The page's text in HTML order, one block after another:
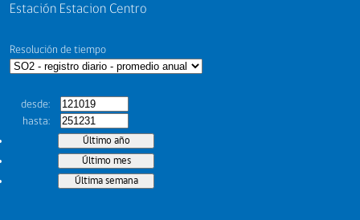
Estación Estacion Centro
Resolución de tiempo
desde
hasta